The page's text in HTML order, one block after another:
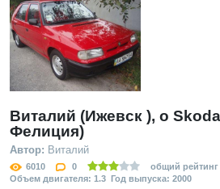
Виталий (Ижевск ), о
Фелиция)
Автор: Виталий
6010 0
общий рейтинг
Объем двигателя: 1.3 Год выпуска: 2000